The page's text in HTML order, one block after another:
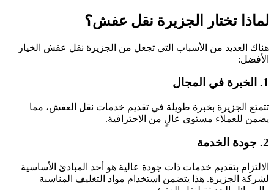
لماذا تختار الجزيرة نقل عفش؟
هناك العديد من الأسباب التي تجعل من الجزيرة نقل عفش الخيار
الأفضل:
1. الخبرة في المجال
تتمتع الجزيرة بخبرة طويلة في تقديم خدمات نقل العفش، مما
يضمن للعملاء مستوى عالٍ من الاحترافية.
2. جودة الخدمة
الالتزام بتقديم خدمات ذات جودة عالية هو أحد المبادئ الأساسية
لشركة الجزيرة. هذا يتضمن استخدام مواد التغليف المناسبة